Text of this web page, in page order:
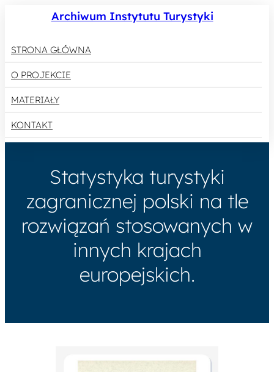
Archiwum Instytutu Turystyki
STRONA GŁÓWNA
O PROJEKCIE
MATERIAŁY
KONTAKT
Statystyka turystyki
zagranicznej polski na tle
rozwiązań stosowanych w
innych krajach
europejskich.